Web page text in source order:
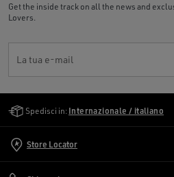
Get the inside track on all the news and
Lovers.
La tua e-mail
Spedisci in: Internazionale / italiano
Store Locator